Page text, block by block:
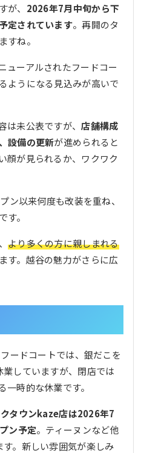
が、 2026年7月中旬から下
定されています。再開のタ
すね。
ューアルされたフードコー
ようになる見込みが高いで
は未公表ですが、店舗構成
設備の更新が進められると
顔が見られるか、ワクワク
ン以来何度も改装を重ね、
す。
より多くの方に親しまれる
す。越谷の魅力がさらに広
ードコートでは、銀だこを
していますが、閉店では
一時的な休業です。
タウンkaze店は2026年7
ン予定。ティーヌンなど他
。新しい雰囲気が楽しみ